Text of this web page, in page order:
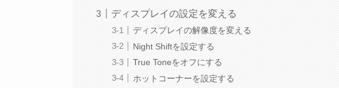
ディスプレイの設定を変える
ディスプレイの解像度を変える
Night Shiftを設定する
True Toneをオフにする
ホットコーナーを設定する